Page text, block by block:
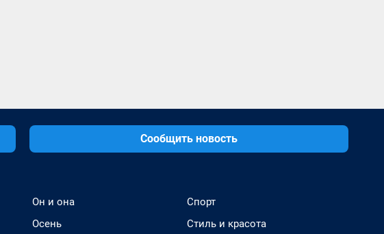
Сообщить новость
Он и она
Осень
Спорт
Стиль и красота